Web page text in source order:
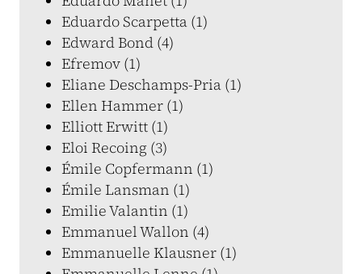
Eduardo Scarpetta (1)
Edward Bond (4)
Efremov (1)
Eliane Deschamps-Pria (1)
Ellen Hammer (1)
Elliott Erwitt (1)
Eloi Recoing (3)
Émile Copfermann (1)
Émile Lansman (1)
Emilie Valantin (1)
Emmanuel Wallon (4)
Emmanuelle Klausner (1)